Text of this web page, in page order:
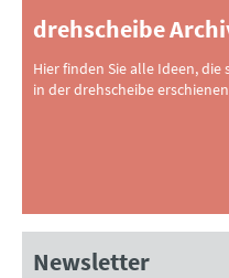
drehscheibe
Hier finden Sie alle Ideen, die
in der drehscheibe
Newsletter